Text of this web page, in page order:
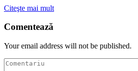
Citeşte mai mult
Comentează
Your email address will not be published.